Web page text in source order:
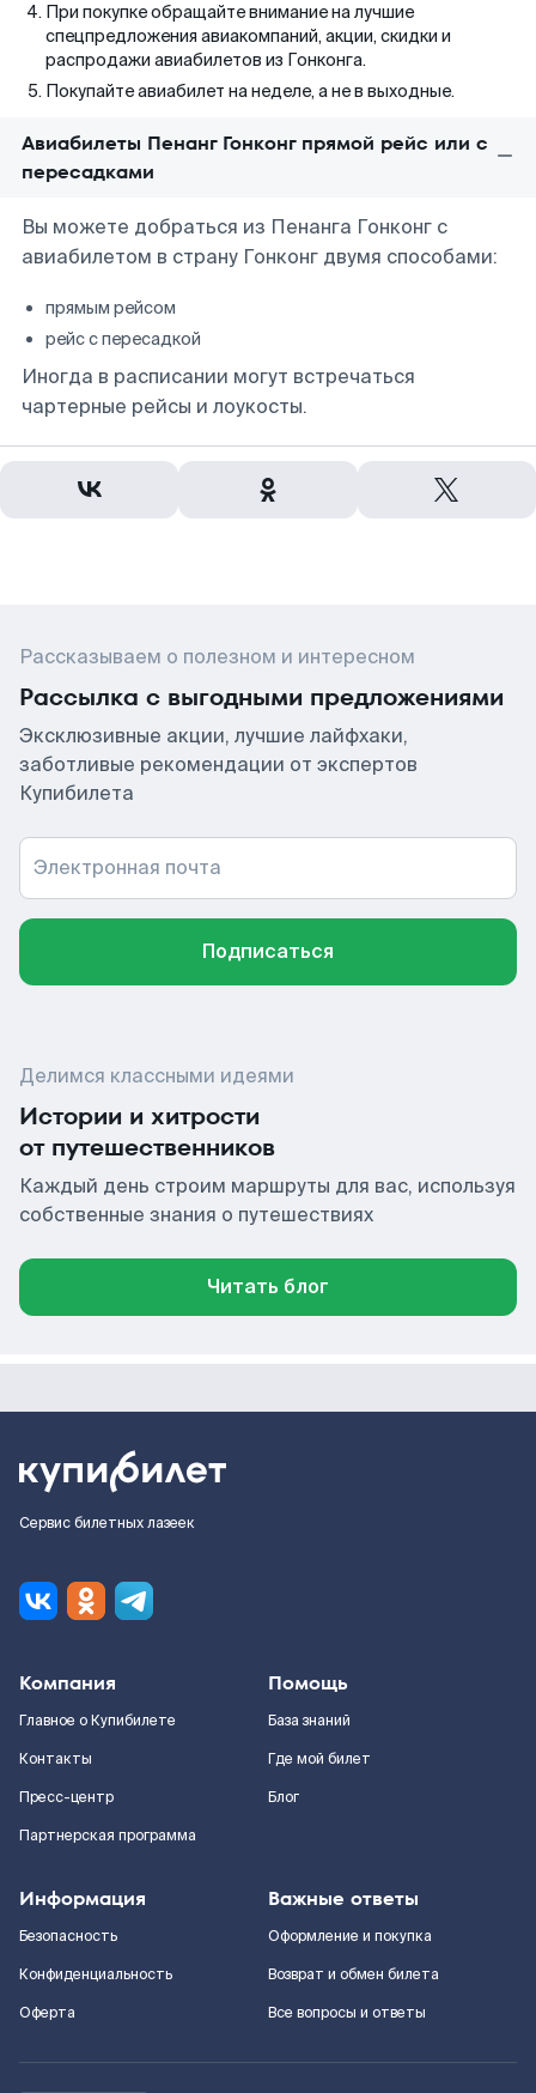
При покупке обращайте внимание на лучшие
спецпредложения авиакомпаний, акции, скидки и
распродажи авиабилетов из Гонконга.
Покупайте авиабилет на неделе, а не в выходные.
Авиабилеты Пенанг Гонконг прямой рейс или с
пересадками
Вы можете добраться из Пенанга Гонконг с
авиабилетом в страну Гонконг двумя способами:
прямым рейсом
рейс с пересадкой
Иногда в расписании могут встречаться
чартерные рейсы и лоукосты.
Рассказываем о полезном и интересном
Рассылка с выгодными предложениями
Эксклюзивные акции, лучшие лайфхаки,
заботливые рекомендации от экспертов
Купибилета
Электронная почта
Подписаться
Делимся классными идеями
Истории и хитрости
от путешественников
Каждый день строим маршруты для вас, используя
собственные знания о путешествиях
Читать блог
Сервис билетных лазеек
Компания
Главное о Купибилете
Контакты
Пресс-центр
Партнерская программа
Помощь
База знаний
Где мой билет
Блог
Информация
Безопасность
Конфиденциальность
Оферта
Важные ответы
Оформление и покупка
Возврат и обмен билета
Все вопросы и ответы